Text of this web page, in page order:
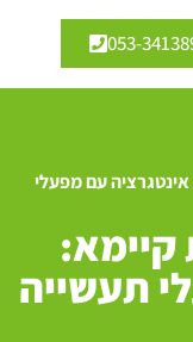
053-
עם מפעלי
תעשייה